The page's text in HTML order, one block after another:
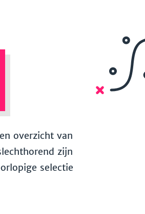
overzicht van
zijn
selectie